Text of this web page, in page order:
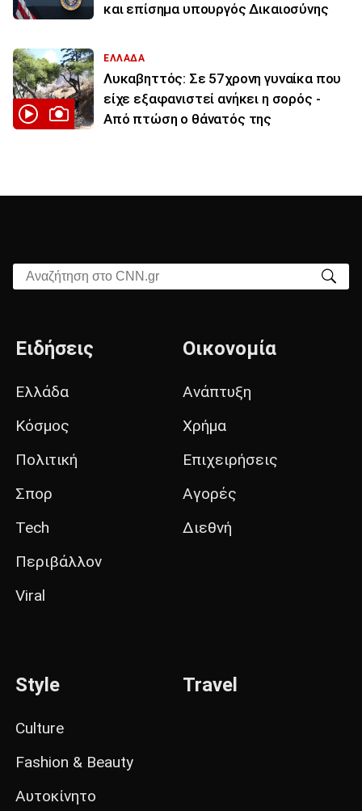
και επίσημα υπουργός Δικαιοσύνης
ΕΛΛΑΔΑ
Λυκαβηττός: Σε 57χρονη γυναίκα που
είχε εξαφανιστεί ανήκει η σορός -
Από πτώση ο θάνατός της
Αναζήτηση στο CNN.gr
Ειδήσεις
Ελλάδα
Κόσμος
Πολιτική
Σπορ
Tech
Περιβάλλον
Viral
Οικονομία
Ανάπτυξη
Χρήμα
Επιχειρήσεις
Αγορές
Διεθνή
Style
Culture
Fashion & Beauty
Αυτοκίνητο
Travel